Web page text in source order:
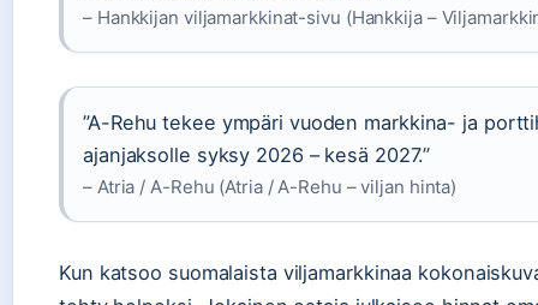
– Hankkijan viljamarkkinat-sivu (Hankkija –
”A-Rehu tekee ympäri vuoden markkina- ja
ajanjaksolle syksy 2026 – kesä 2027.”
– Atria / A-Rehu (Atria / A-Rehu – viljan hinta)
Kun katsoo suomalaista viljamarkkinaa